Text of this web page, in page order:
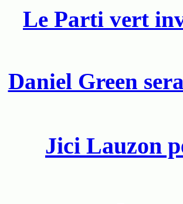
Le Parti vert
Daniel Green
Jici Lauzon